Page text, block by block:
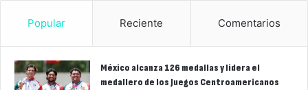
Popular Reciente Comentarios
México alcanza 126 medallas y lidera el
medallero de los Juegos Centroamericanos